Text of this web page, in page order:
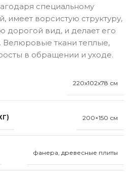
специальному
имеет ворсистую структуру,
дорогой вид, и делает его
Велюровые ткани теплые,
в обращении и уходе.
220x102x78 см
200×150 см
фанера, древесные плиты